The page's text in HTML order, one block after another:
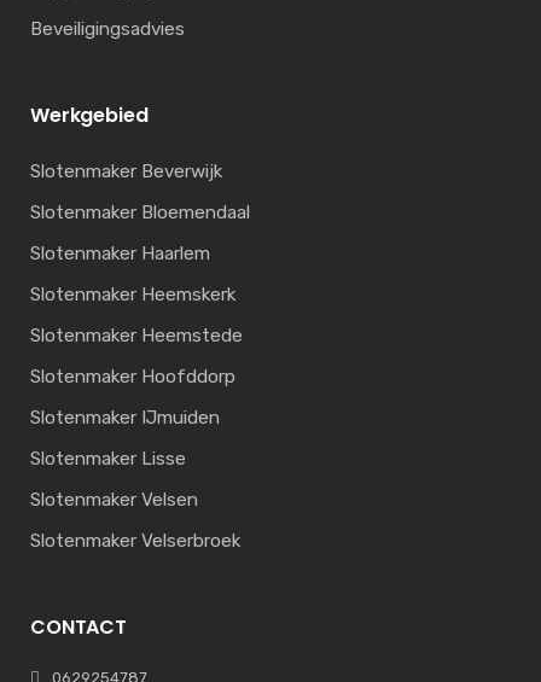
Beveiligingsadvies
Werkgebied
Slotenmaker Beverwijk
Slotenmaker Bloemendaal
Slotenmaker Haarlem
Slotenmaker Heemskerk
Slotenmaker Heemstede
Slotenmaker Hoofddorp
Slotenmaker IJmuiden
Slotenmaker Lisse
Slotenmaker Velsen
Slotenmaker Velserbroek
CONTACT
0629254787